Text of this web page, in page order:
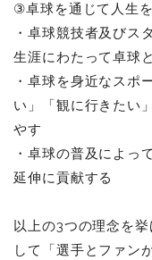
③卓球を通じて人生
・卓球競技者及びス
生涯にわたって卓球
・卓球を身近なスポ
い」「観に行きたい
やす
・卓球の普及によっ
延伸に貢献する
以上の3つの理念を
して「選手とファン